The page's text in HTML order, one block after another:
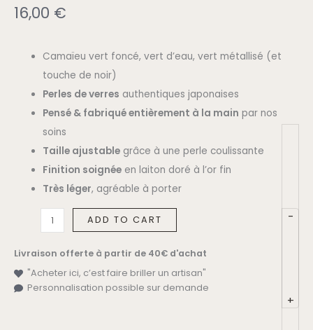
16,00 €
Camaïeu vert foncé, vert d’eau, vert métallisé (et
touche de noir)
Perles de verres authentiques japonaises
Pensé & fabriqué entièrement à la main par nos
soins
Taille ajustable grâce à une perle coulissante
Finition soignée en laiton doré à l’or fin
Très léger, agréable à porter
-
+
ADD TO CART
Livraison offerte à partir de 40€ d'achat
"Acheter ici, c’est faire briller un artisan"
Personnalisation possible sur demande